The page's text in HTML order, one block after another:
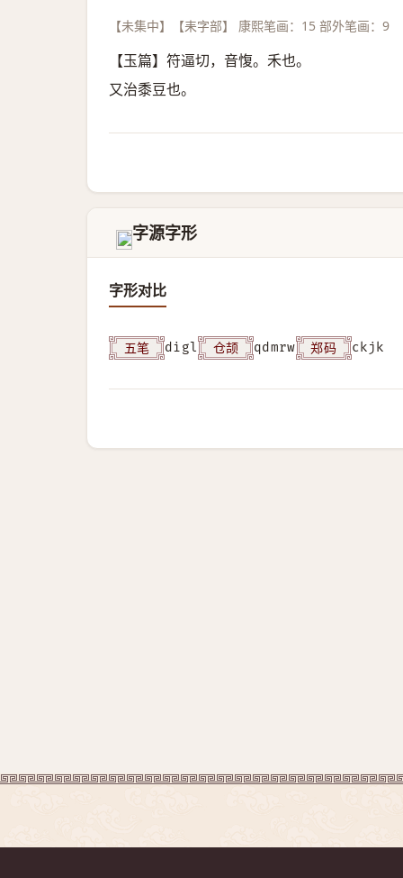
【未集中】【耒字部】 康熙笔画：15 部外笔画：9
【玉篇】符逼切，音愎。禾也。
又治黍豆也。
𦔆 字源字形
字形对比
五笔 digl 仓颉 qdmrw 郑码 ckjk